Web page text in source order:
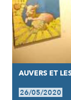
AUVERS ET
26/05/2020